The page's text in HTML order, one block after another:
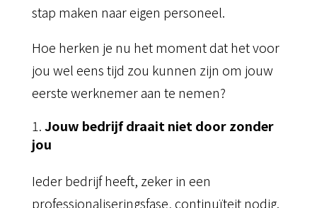
stap maken naar eigen personeel.
Hoe herken je nu het moment dat het voor
jou wel eens tijd zou kunnen zijn om jouw
eerste werknemer aan te nemen?
Jouw bedrijf draait niet door zonder
jou
Ieder bedrijf heeft, zeker in een
professionaliseringsfase, continuïteit nodig.